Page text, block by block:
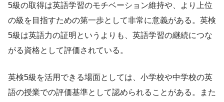
5級の取得は英語学習のモチベーション維持や、より上位
の級を目指すための第一歩として非常に意義がある。英検
5級は英語力の証明というよりも、英語学習の継続につな
がる資格として評価されている。
英検5級を活用できる場面としては、小学校や中学校の英
語の授業での評価基準として認められることがある。また